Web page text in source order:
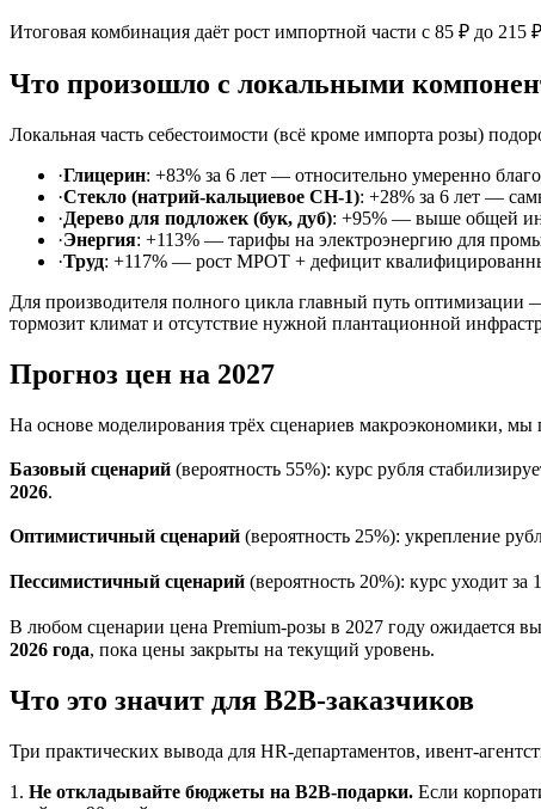
Итоговая комбинация даёт рост импортной части с 85 ₽ до 215
Что произошло с локальными
Локальная часть себестоимости (всё кроме импорта розы)
·Глицерин: +83% за 6 лет — относительно умеренно
·Стекло (натрий-кальциевое СН-1): +28% за 6 лет —
·Дерево для подложек (бук, дуб): +95% — выше общей
·Энергия: +113% — тарифы на электроэнергию для
·Труд: +117% — рост МРОТ + дефицит
Для производителя полного цикла главный путь
тормозит климат и отсутствие нужной плантационной
Прогноз цен на 2027
На основе моделирования трёх сценариев макроэкономики, мы
Базовый сценарий (вероятность 55%): курс рубля
2026.
Оптимистичный сценарий (вероятность 25%): укрепление
Пессимистичный сценарий (вероятность 20%): курс уходит
В любом сценарии цена Premium-розы в 2027 году ожидается
2026 года, пока цены закрыты на текущий уровень.
Что это значит для B2B-заказчиков
Три практических вывода для HR-департаментов, ивент-
1. Не откладывайте бюджеты на B2B-подарки. Если